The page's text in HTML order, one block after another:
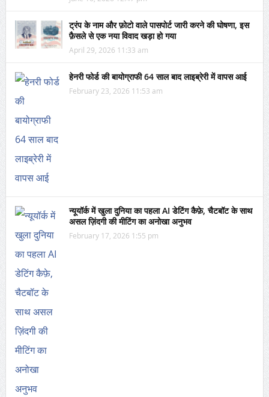
ट्रंप के नाम और फ़ोटो वाले पासपोर्ट जारी करने की घोषणा, इस
फ़ैसले से एक नया विवाद खड़ा हो गया
April 29, 2026 11:33 am
हेनरी फोर्ड की बायोग्राफी 64 साल बाद लाइब्रेरी में वापस आई
February 23, 2026 11:53 am
न्यूयॉर्क में खुला दुनिया का पहला AI डेटिंग कैफ़े, चैटबॉट के साथ
असल ज़िंदगी की मीटिंग का अनोखा अनुभव
February 17, 2026 1:55 pm